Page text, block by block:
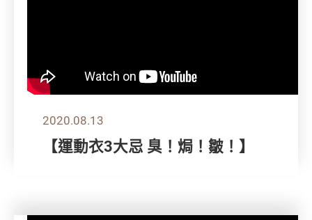
2020.08.13
【運動衣3大忌 臭！焗！皺！】